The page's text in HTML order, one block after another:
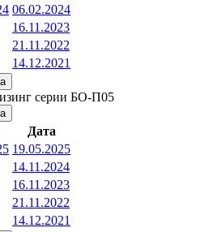
06.02.2024
16.11.2023
21.11.2022
14.12.2021
серии БО-П05
Дата
19.05.2025
14.11.2024
16.11.2023
21.11.2022
14.12.2021